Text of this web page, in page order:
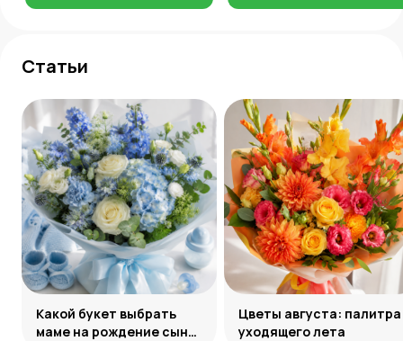
Статьи
Какой букет выбрать
маме на рождение сына:
Цветы августа: палитра
уходящего лета